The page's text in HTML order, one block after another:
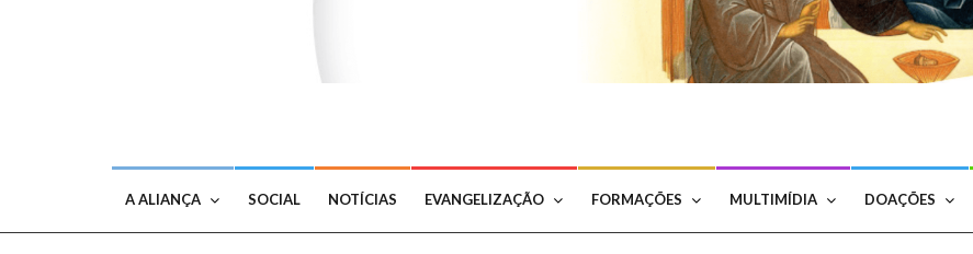
A ALIANÇA SOCIAL NOTÍCIAS EVANGELIZAÇÃO FORMAÇÕES MULTIMÍDIA DOAÇÕES